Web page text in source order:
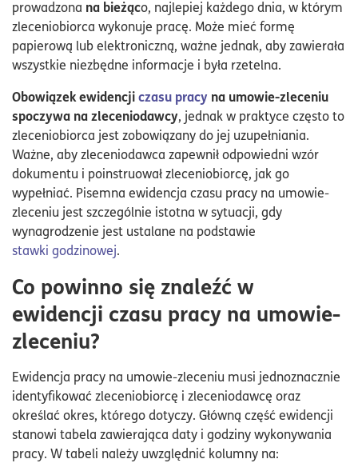
prowadzona na bieżąco, najlepiej każdego dnia, w którym
zleceniobiorca wykonuje pracę. Może mieć formę
papierową lub elektroniczną, ważne jednak, aby zawierała
wszystkie niezbędne informacje i była rzetelna.
Obowiązek ewidencjiczasu pracy na umowie-zleceniu
spoczywa na zleceniodawcy, jednak w praktyce często to
zleceniobiorca jest zobowiązany do jej uzupełniania.
Ważne, aby zleceniodawca zapewnił odpowiedni wzór
dokumentu i poinstruował zleceniobiorcę, jak go
wypełniać. Pisemna ewidencja czasu pracy na umowie-
zleceniu jest szczególnie istotna w sytuacji, gdy
wynagrodzenie jest ustalane na podstawie
stawki godzinowej.
Co powinno się znaleźć w
ewidencji czasu pracy na umowie-
zleceniu?
Ewidencja pracy na umowie-zleceniu musi jednoznacznie
identyfikować zleceniobiorcę i zleceniodawcę oraz
określać okres, którego dotyczy. Główną część ewidencji
stanowi tabela zawierająca daty i godziny wykonywania
pracy. W tabeli należy uwzględnić kolumny na: